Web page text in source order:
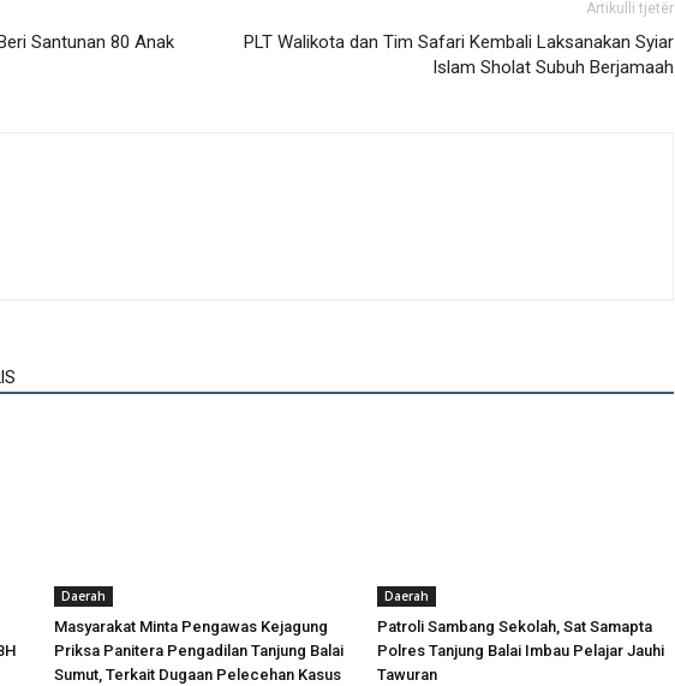
Santunan 80 Anak
Artikulli tjetër
PLT Walikota dan Tim Safari Kembali Laksanakan Syiar
Islam Sholat Subuh Berjamaah
Daerah
Masyarakat Minta Pengawas Kejagung
Priksa Panitera Pengadilan Tanjung Balai
Sumut, Terkait Dugaan Pelecehan Kasus
Daerah
Patroli Sambang Sekolah, Sat Samapta
Polres Tanjung Balai Imbau Pelajar Jauhi
Tawuran